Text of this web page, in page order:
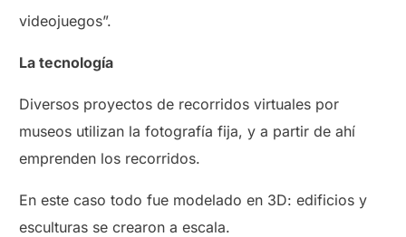
videojuegos”.
La tecnología
Diversos proyectos de recorridos virtuales por
museos utilizan la fotografía fija, y a partir de ahí
emprenden los recorridos.
En este caso todo fue modelado en 3D: edificios y
esculturas se crearon a escala.